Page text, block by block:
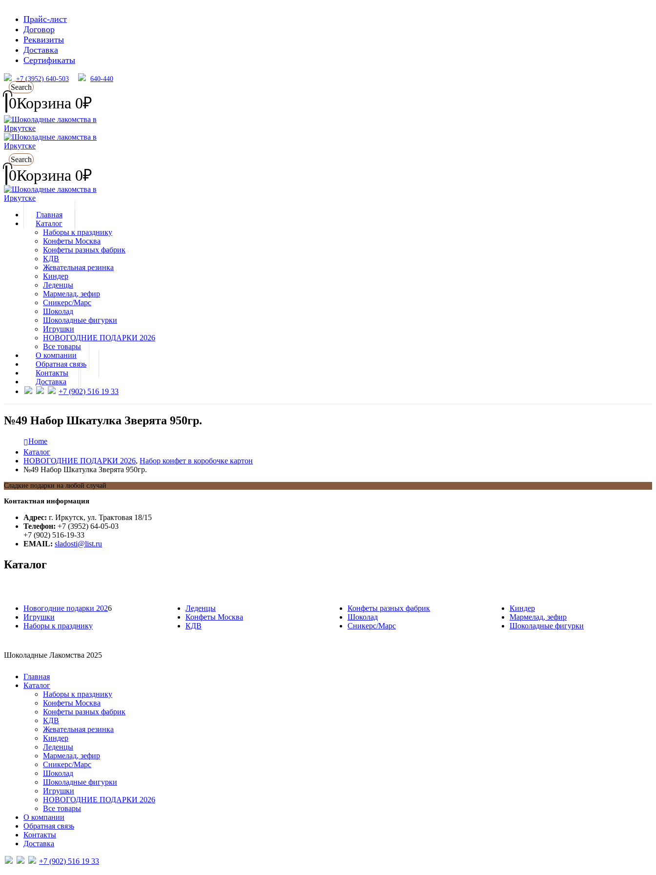
Прайс-лист
Договор
Реквизиты
Доставка
Сертификаты
+7 (3952) 640-503 640-440
Search
0Корзина 0₽
Search
0Корзина 0₽
Главная
Каталог
Наборы к празднику
Конфеты Москва
Конфеты разных фабрик
КДВ
Жевательная резинка
Киндер
Леденцы
Мармелад, зефир
Сникерс/Марс
Шоколад
Шоколадные фигурки
Игрушки
НОВОГОДНИЕ ПОДАРКИ 2026
Все товары
О компании
Обратная связь
Контакты
Доставка
+7 (902) 516 19 33
№49 Набор Шкатулка Зверята 950гр.
Home
Каталог
НОВОГОДНИЕ ПОДАРКИ 2026, Набор конфет в коробочке картон
№49 Набор Шкатулка Зверята 950гр.
Сладкие подарки на любой случай
Контактная информация
Адрес: г. Иркутск, ул. Трактовая 18/15
Телефон: +7 (3952) 64-05-03
+7 (902) 516-19-33
EMAIL: sladosti@list.ru
Каталог
Новогодние подарки 2026
Игрушки
Наборы к празднику
Леденцы
Конфеты Москва
КДВ
Конфеты разных фабрик
Шоколад
Сникерс/Марс
Киндер
Мармелад, зефир
Шоколадные фигурки
Шоколадные Лакомства 2025
Главная
Каталог
Наборы к празднику
Конфеты Москва
Конфеты разных фабрик
КДВ
Жевательная резинка
Киндер
Леденцы
Мармелад, зефир
Сникерс/Марс
Шоколад
Шоколадные фигурки
Игрушки
НОВОГОДНИЕ ПОДАРКИ 2026
Все товары
О компании
Обратная связь
Контакты
Доставка
+7 (902) 516 19 33